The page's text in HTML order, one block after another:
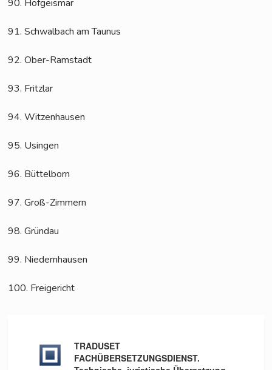
90. Hof­geis­mar
91. Schwal­bach am Taunus
92. Ober-Ram­stadt
93. Fritz­lar
94. Wit­zen­hau­sen
95. Usin­gen
96. Büt­tel­born
97. Groß-Zim­mern
98. Gründau
99. Nie­dern­hau­sen
100. Frei­ge­richt
TRADUSET
FACHÜBERSETZUNGSDIENST.